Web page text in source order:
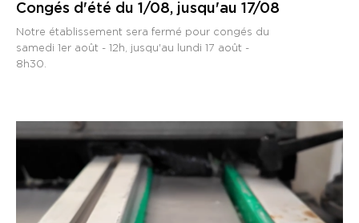
Congés d'été du 1/08, jusqu'au 17/08
Notre établissement sera fermé pour congés du
samedi 1er août - 12h, jusqu'au lundi 17 août -
8h30.